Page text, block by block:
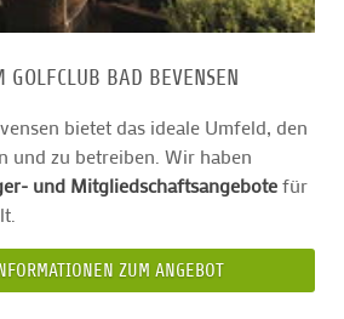
GOLFCLUB BAD BEVENSEN
bietet das ideale Umfeld, den
und zu betreiben. Wir haben
und Mitgliedschaftsangebotefür
ZUM ANGEBOT